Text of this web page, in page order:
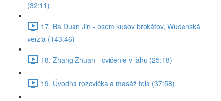
(32:11)
17. Ba Duan Jin - osem kusov brokátov, Wudanská
verzia (143:46)
18. Zhang Zhuan - cvičenie v ľahu (25:18)
19. Úvodná rozcvička a masáž tela (37:58)